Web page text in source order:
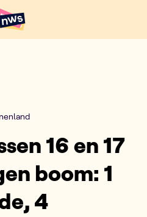
Hoofdpunten VRT NWS
16 en 17
boom: 1
4